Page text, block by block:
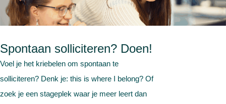
Spontaan solliciteren? Doen!
Voel je het kriebelen om spontaan te
solliciteren? Denk je: this is where I belong? Of
zoek je een stageplek waar je meer leert dan